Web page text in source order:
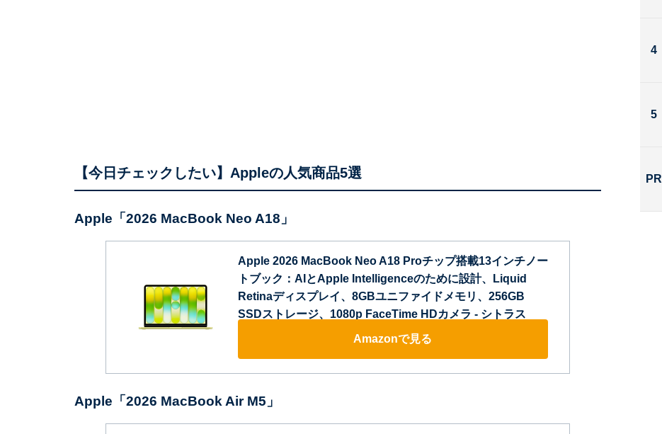
【今日チェックしたい】Appleの人気商品5選
Apple「2026 MacBook Neo A18」
Apple 2026 MacBook Neo A18 Proチップ搭載13インチノー
トブック：AIとApple Intelligenceのために設計、Liquid
Retinaディスプレイ、8GBユニファイドメモリ、256GB
SSDストレージ、1080p FaceTime HDカメラ - シトラス
Amazonで見る
Apple「2026 MacBook Air M5」
4
5
PR